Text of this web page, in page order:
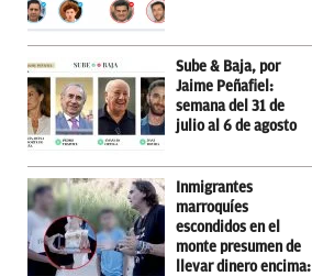
Sube & Baja, por
Jaime Peñafiel:
semana del 31 de
julio al 6 de agosto
Inmigrantes
marroquíes
escondidos en el
monte presumen de
llevar dinero encima: